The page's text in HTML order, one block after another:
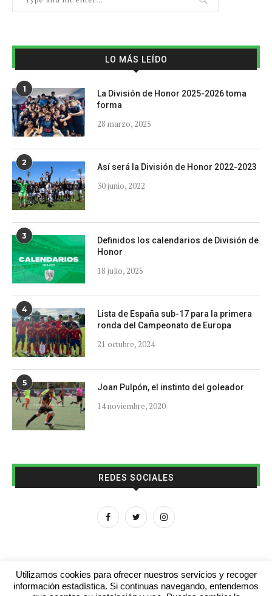
LO MÁS LEÍDO
1
La División de Honor 2025-2026 toma
forma
28 marzo, 2025
2 Así será la División de Honor 2022-2023
30 junio, 2022
3
Definidos los calendarios de División de
Honor
18 julio, 2025
4
Lista de España sub-17 para la primera
ronda del Campeonato de Europa
21 octubre, 2024
5 Joan Pulpón, el instinto del goleador
14 noviembre, 2020
REDES SOCIALES
Utilizamos cookies para ofrecer nuestros servicios y recoger
información estadística. Si continuas navegando, entendemos